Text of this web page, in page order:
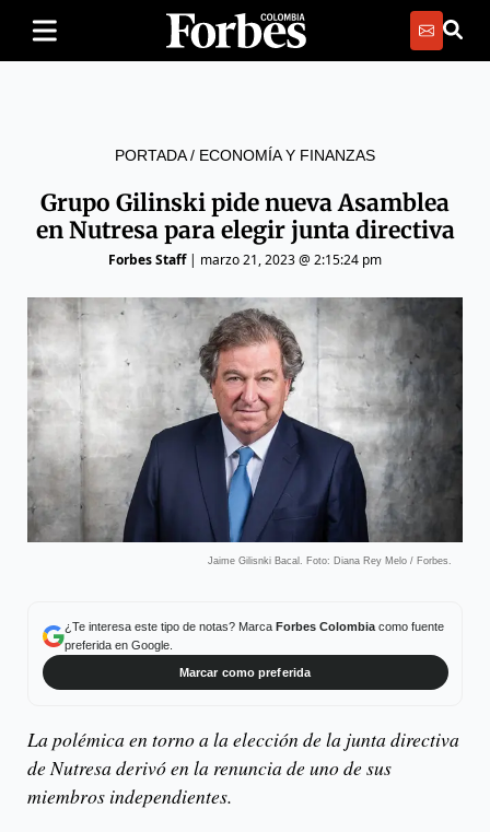
PORTADA/ ECONOMÍA Y FINANZAS
Grupo Gilinski pide nueva Asamblea
en Nutresa para elegir junta directiva
Forbes Staff| marzo 21, 2023 @ 2:15:24 pm
Jaime Gilisnki Bacal. Foto: Diana Rey Melo / Forbes.
¿Te interesa este tipo de notas? Marca Forbes Colombiacomo fuente
preferida en Google.
Marcar como preferida
La polémica en torno a la elección de la junta directiva
de Nutresa derivó en la renuncia de uno de sus
miembros independientes.